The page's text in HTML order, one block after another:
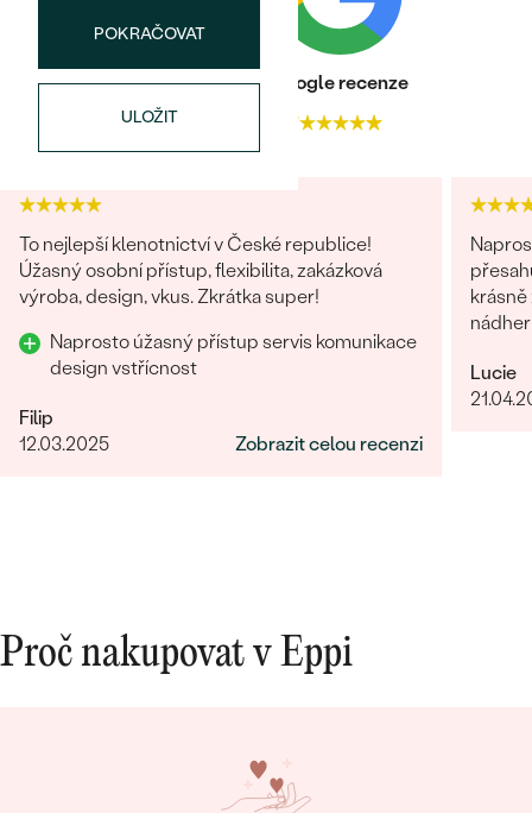
POKRAČOVAT
ULOŽIT
Heureka recenze
4.9
Google recenze
4.7
To nejlepší klenotnictví v České republice!
Úžasný osobní přístup, flexibilita, zakázková
výroba, design, vkus. Zkrátka super!
Naprosto úžasný přístup servis komunikace
design vstřícnost
Filip
12.03.2025
Zobrazit celou recenzi
krásně
Lucie
Proč nakupovat v Eppi